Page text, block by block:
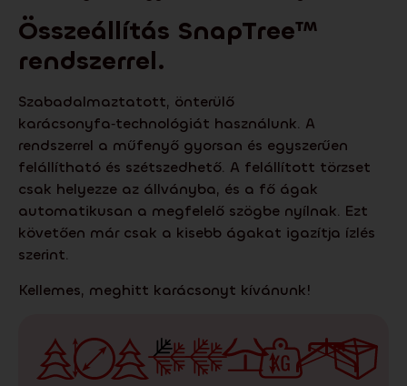
Összeállítás SnapTree™
rendszerrel.
Szabadalmaztatott, önterülő
karácsonyfa‑technológiát használunk. A
rendszerrel a műfenyő gyorsan és egyszerűen
felállítható és szétszedhető. A felállított törzset
csak helyezze az állványba, és a fő ágak
automatikusan a megfelelő szögbe nyílnak. Ezt
követően már csak a kisebb ágakat igazítja ízlés
szerint.
Kellemes, meghitt karácsonyt kívánunk!